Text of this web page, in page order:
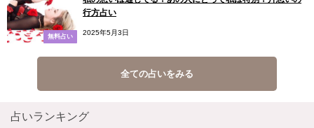
無料占い
行方占い
2025年5月3日
全ての占いをみる
占いランキング